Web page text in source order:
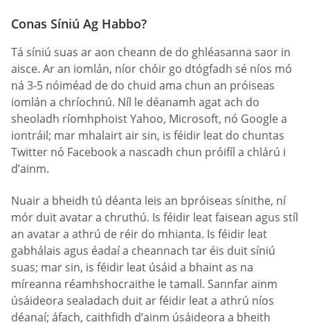
Conas Síniú Ag Habbo?
Tá síniú suas ar aon cheann de do ghléasanna saor in
aisce. Ar an iomlán, níor chóir go dtógfadh sé níos mó
ná 3-5 nóiméad de do chuid ama chun an próiseas
iomlán a chríochnú. Níl le déanamh agat ach do
sheoladh ríomhphoist Yahoo, Microsoft, nó Google a
iontráil; mar mhalairt air sin, is féidir leat do chuntas
Twitter nó Facebook a nascadh chun próifíl a chlárú i
d’ainm.
Nuair a bheidh tú déanta leis an bpróiseas sínithe, ní
mór duit avatar a chruthú. Is féidir leat faisean agus stíl
an avatar a athrú de réir do mhianta. Is féidir leat
gabhálais agus éadaí a cheannach tar éis duit síniú
suas; mar sin, is féidir leat úsáid a bhaint as na
míreanna réamhshocraithe le tamall. Sannfar ainm
úsáideora sealadach duit ar féidir leat a athrú níos
déanaí; áfach, caithfidh d’ainm úsáideora a bheith